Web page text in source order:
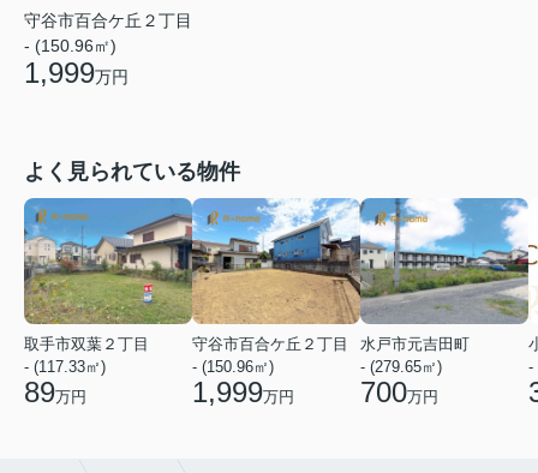
守谷市百合ケ丘２丁目
- (150.96㎡)
1,999万円
よく見られている物件
取手市双葉２丁目
- (117.33㎡)
89万円
守谷市百合ケ丘２丁目
- (150.96㎡)
1,999万円
水戸市元吉田町
- (279.65㎡)
700万円
-